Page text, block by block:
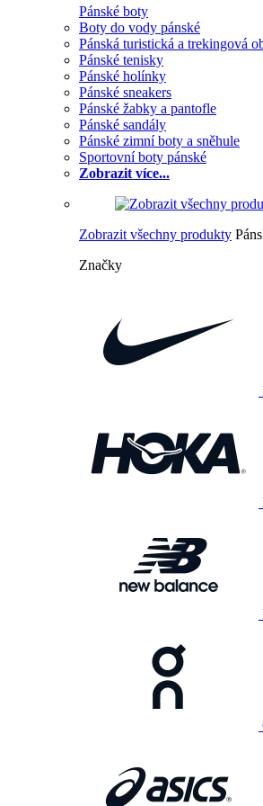
Pánské boty
Boty do vody pánské
Pánská turistická a trekingová
Pánské tenisky
Pánské holínky
Pánské sneakers
Pánské žabky a pantofle
Pánské sandály
Pánské zimní boty a sněhule
Sportovní boty pánské
Zobrazit více...
Zobrazit všechny produkty
Značky